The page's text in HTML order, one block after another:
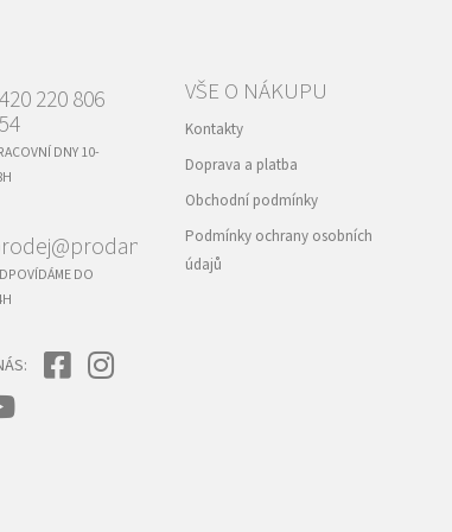
220 806
DNY 10-
DO
VŠE O NÁKUPU
Kontakty
Doprava a platba
Obchodní podmínky
Podmínky ochrany osobních
údajů